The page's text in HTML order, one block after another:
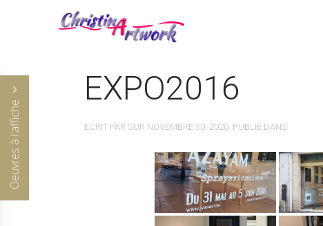
Oeuvres à l’affiche
EXPO2016
ECRIT PAR SUR NOVEMBRE 30, 2020. PUBLIÉ DANS